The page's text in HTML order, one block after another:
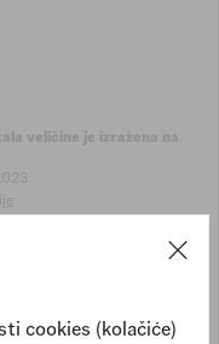
veličine je izražena na
cookies (kolačiće)